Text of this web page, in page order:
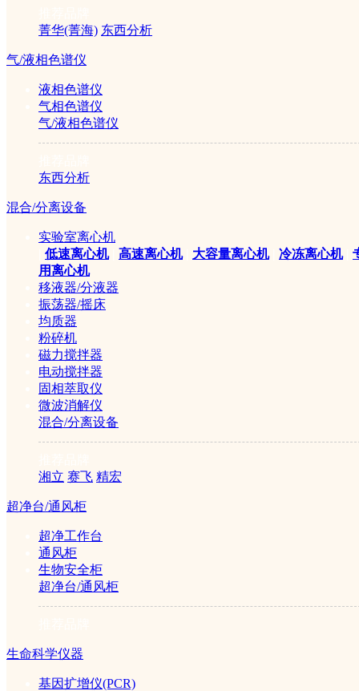
菁华(菁海) 东西分析
气/液相色谱仪
液相色谱仪
气相色谱仪
气/液相色谱仪
东西分析
混合/分离设备
实验室离心机
低速离心机 高速离心机 大容量离心机 冷冻离心机
用离心机
移液器/分液器
振荡器/摇床
均质器
粉碎机
磁力搅拌器
电动搅拌器
固相萃取仪
微波消解仪
混合/分离设备
湘立 赛飞 精宏
超净台/通风柜
超净工作台
通风柜
生物安全柜
超净台/通风柜
生命科学仪器
基因扩增仪(PCR)